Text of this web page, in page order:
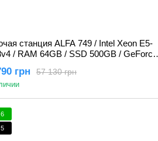
станция ALFA 749 / Intel Xeon E5-
/ RAM 64GB / SSD 500GB / GeForce
57 130 грн
грн
6
5